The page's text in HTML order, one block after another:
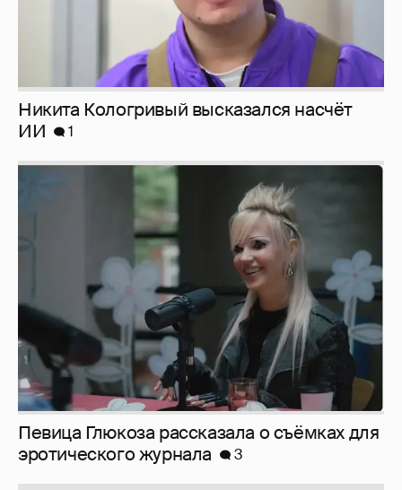
Никита Кологривый высказался насчёт
ИИ
1
Певица Глюкоза рассказала о съёмках для
эротического журнала
3